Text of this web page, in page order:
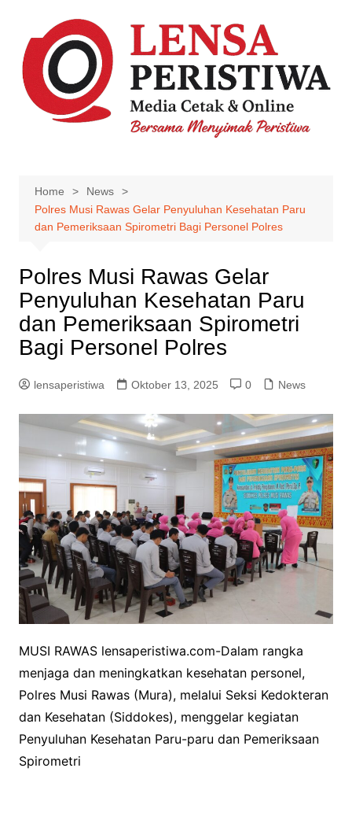
content
Home
News
Polres Musi Rawas Gelar Penyuluhan Kesehatan Paru
dan Pemeriksaan Spirometri Bagi Personel Polres
Polres Musi Rawas Gelar
Penyuluhan Kesehatan Paru
dan Pemeriksaan Spirometri
Bagi Personel Polres
lensaperistiwa Oktober 13, 2025 0 News
MUSI RAWAS lensaperistiwa.com-Dalam rangka
menjaga dan meningkatkan kesehatan personel,
Polres Musi Rawas (Mura), melalui Seksi Kedokteran
dan Kesehatan (Siddokes), menggelar kegiatan
Penyuluhan Kesehatan Paru-paru dan Pemeriksaan
Spirometri